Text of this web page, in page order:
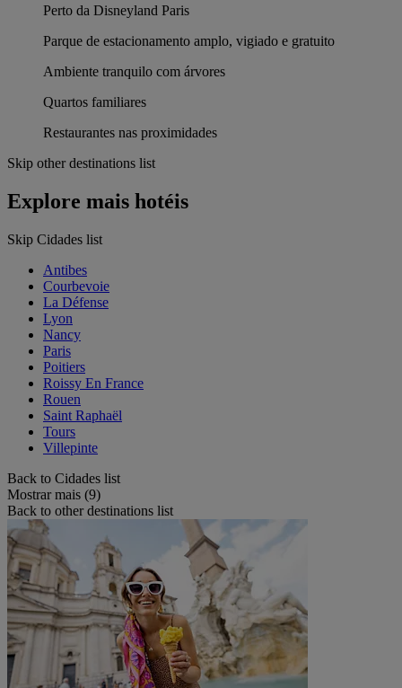
Perto da Disneyland Paris
Parque de estacionamento amplo, vigiado e gratuito
Ambiente tranquilo com árvores
Quartos familiares
Restaurantes nas proximidades
Skip other destinations list
Explore mais hotéis
Skip Cidades list
Antibes
Courbevoie
La Défense
Lyon
Nancy
Paris
Poitiers
Roissy En France
Rouen
Saint Raphaël
Tours
Villepinte
Back to Cidades list
Mostrar mais (9)
Back to other destinations list